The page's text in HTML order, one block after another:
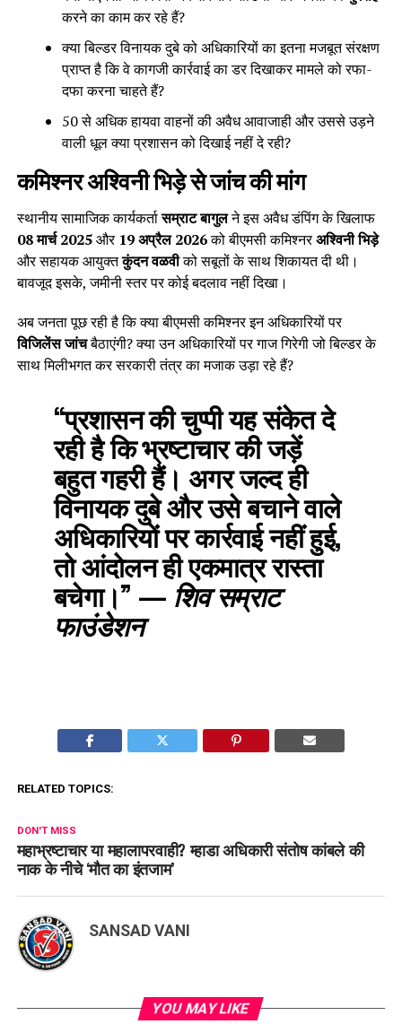
करने का काम कर रहे हैं?
क्या बिल्डर विनायक दुबे को अधिकारियों का इतना मजबूत संरक्षण
प्राप्त है कि वे कागजी कार्रवाई का डर दिखाकर मामले को रफा-
दफा करना चाहते हैं?
50 से अधिक हायवा वाहनों की अवैध आवाजाही और उससे उड़ने
वाली धूल क्या प्रशासन को दिखाई नहीं दे रही?
कमिश्नर अश्विनी भिड़े से जांच की मांग
स्थानीय सामाजिक कार्यकर्तासम्राट बागुलने इस अवैध डंपिंग के खिलाफ
08 मार्च 2025और 19 अप्रैल 2026को बीएमसी कमिश्नरअश्विनी भिड़े
और सहायक आयुक्तकुंदन वळवीको सबूतों के साथ शिकायत दी थी।
बावजूद इसके, जमीनी स्तर पर कोई बदलाव नहीं दिखा।
अब जनता पूछ रही है कि क्या बीएमसी कमिश्नर इन अधिकारियों पर
विजिलेंस जांचबैठाएंगी? क्या उन अधिकारियों पर गाज गिरेगी जो बिल्डर के
साथ मिलीभगत कर सरकारी तंत्र का मजाक उड़ा रहे हैं?
“प्रशासन की चुप्पी यह संकेत दे
रही है कि भ्रष्टाचार की जड़ें
बहुत गहरी हैं। अगर जल्द ही
विनायक दुबे और उसे बचाने वाले
अधिकारियों पर कार्रवाई नहीं हुई,
तो आंदोलन ही एकमात्र रास्ता
बचेगा।” — शिव सम्राट
फाउंडेशन
RELATED TOPICS:
DON'T MISS
महाभ्रष्टाचार या महालापरवाही? म्हाडा अधिकारी संतोष कांबले की
नाक के नीचे ‘मौत का इंतजाम’
SANSAD VANI
YOU MAY LIKE